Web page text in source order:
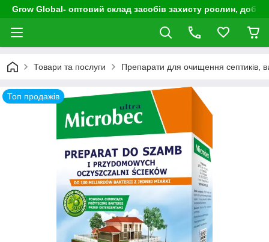
Grow Global- оптовий склад засобів захисту рослин,
Товари та послуги Препарати для очищення септиків,
Топ продажів